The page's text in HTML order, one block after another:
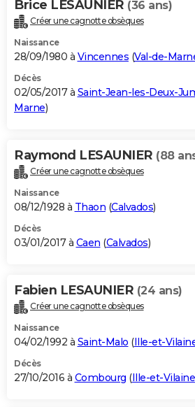
Brice LESAUNIER (36 ans)
Créer une cagnotte obsèques
Naissance
28/09/1980 à Vincennes (Val-de-
Décès
02/05/2017 à Saint-Jean-les-Deux-
Marne)
Raymond LESAUNIER (88
Créer une cagnotte obsèques
Naissance
08/12/1928 à Thaon (Calvados)
Décès
03/01/2017 à Caen (Calvados)
Fabien LESAUNIER (24 ans)
Créer une cagnotte obsèques
Naissance
04/02/1992 à Saint-Malo (Ille-et-
Décès
27/10/2016 à Combourg (Ille-et-Vilaine